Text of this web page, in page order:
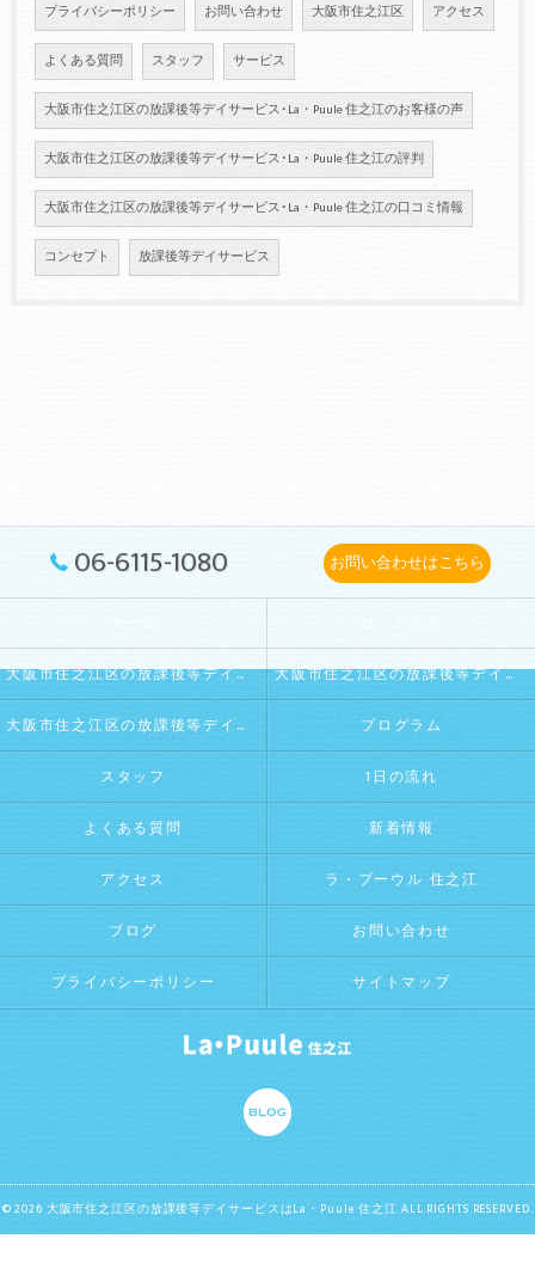
プライバシーポリシー お問い合わせ 大阪市住之江区 アクセス
よくある質問 スタッフ サービス
大阪市住之江区の放課後等デイサービス･La・Puule 住之江のお客様の声
大阪市住之江区の放課後等デイサービス･La・Puule 住之江の評判
大阪市住之江区の放課後等デイサービス･La・Puule 住之江の口コミ情報
コンセプト 放課後等デイサービス
06-6115-1080 お問い合わせはこちら
大阪市住之江区の放課後等デイサービス･La・Puule 住之江の口コミ情報 大阪市住之江区の放課後等デイサービス･La・Puule 住之江の評判
大阪市住之江区の放課後等デイサービス･La・Puule 住之江のお客様の声 プログラム
スタッフ 1日の流れ
よくある質問 新着情報
アクセス ラ・プーウル 住之江
ブログ お問い合わせ
プライバシーポリシー サイトマップ
© 2026 大阪市住之江区の放課後等デイサービスはLa・Puule 住之江 ALL RIGHTS RESERVED.